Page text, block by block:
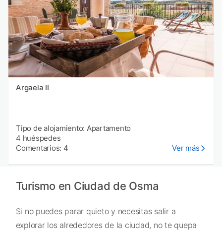
Argaela II
Tipo de alojamiento: Apartamento
4 huéspedes
Comentarios: 4
Ver más
Turismo en Ciudad de Osma
Si no puedes parar quieto y necesitas salir a
explorar los alrededores de la ciudad, no te quepa